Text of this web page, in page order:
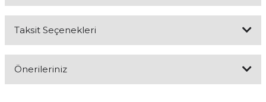
Taksit Seçenekleri
Önerileriniz